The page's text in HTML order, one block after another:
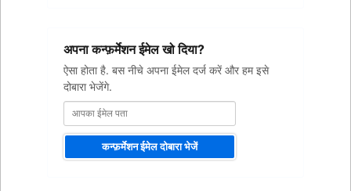
अपना कन्फ़र्मेशन ईमेल खो दिया?
ऐसा होता है. बस नीचे अपना ईमेल दर्ज करें और हम इसे
दोबारा भेजेंगे.
कन्फ़र्मेशन ईमेल दोबारा भेजें